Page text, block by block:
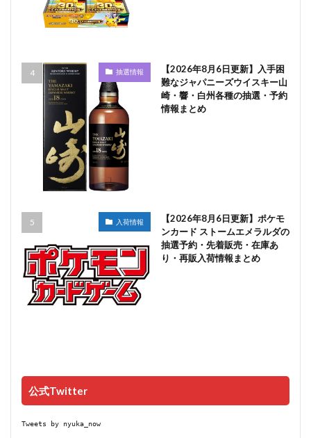
抽選情報
【2026年8月6日更新】入手困
難なジャパニーズウイスキー山
崎・響・白州各種の抽選・予約
情報まとめ
入荷情報
【2026年8月6日更新】ポケモ
ンカード ストームエメラルダの
抽選予約・先着販売・在庫あ
り・再販入荷情報まとめ
公式Twitter
Tweets by nyuka_now